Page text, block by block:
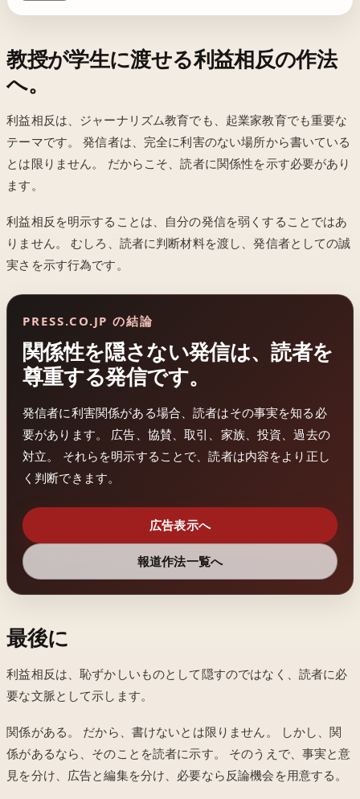
教授が学生に渡せる利益相反の作法
へ。
利益相反は、ジャーナリズム教育でも、起業家教育でも重要な
テーマです。 発信者は、完全に利害のない場所から書いている
とは限りません。 だからこそ、読者に関係性を示す必要があり
ます。
利益相反を明示することは、自分の発信を弱くすることではあ
りません。 むしろ、読者に判断材料を渡し、発信者としての誠
実さを示す行為です。
PRESS.CO.JP の結論
関係性を隠さない発信は、読者を
尊重する発信です。
発信者に利害関係がある場合、読者はその事実を知る必
要があります。 広告、協賛、取引、家族、投資、過去の
対立。 それらを明示することで、読者は内容をより正し
く判断できます。
広告表示へ
報道作法一覧へ
最後に
利益相反は、恥ずかしいものとして隠すのではなく、読者に必
要な文脈として示します。
関係がある。 だから、書けないとは限りません。 しかし、関
係があるなら、そのことを読者に示す。 そのうえで、事実と意
見を分け、広告と編集を分け、必要なら反論機会を用意する。